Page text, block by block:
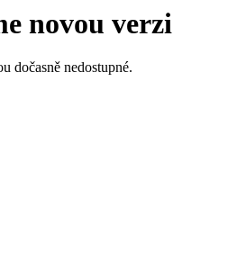
novou verzi
dočasně nedostupné.